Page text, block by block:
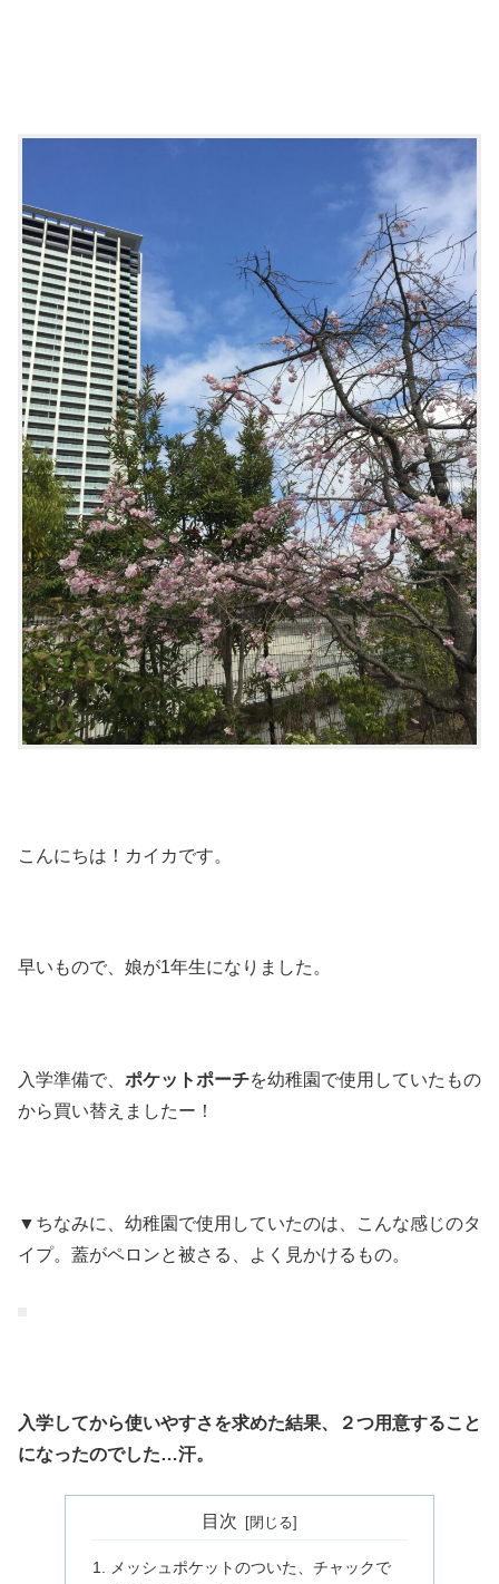
こんにちは！カイカです。
早いもので、娘が1年生になりました。
入学準備で、 ポケットポーチを幼稚園で使用していたもの
から買い替えましたー！
▼ちなみに、幼稚園で使用していたのは、こんな感じのタ
イプ。蓋がペロンと被さる、よく見かけるもの。
入学してから使いやすさを求めた結果、２つ用意すること
になったのでした…汗。
目次
メッシュポケットのついた、チャックで